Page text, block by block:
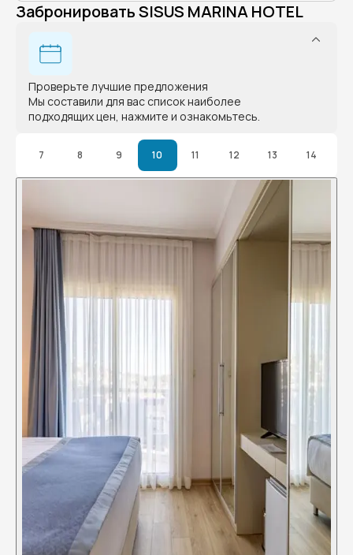
Забронировать SISUS MARINA HOTEL
Проверьте лучшие предложения
Мы составили для вас список наиболее
подходящих цен, нажмите и ознакомьтесь.
7 8 9 10 11 12 13 14